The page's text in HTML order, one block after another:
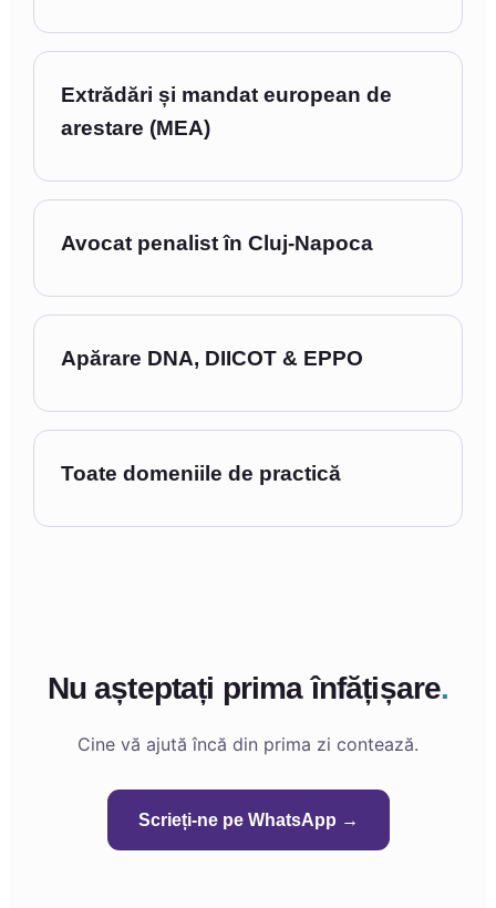
Extrădări și mandat european de
arestare (MEA)
Avocat penalist în Cluj-Napoca
Apărare DNA, DIICOT & EPPO
Toate domeniile de practică
Nu așteptați prima înfățișare.
Cine vă ajută încă din prima zi contează.
Scrieți-ne pe WhatsApp →